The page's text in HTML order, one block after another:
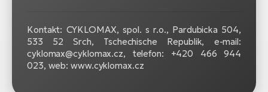
Kontakt: CYKLOMAX, spol. s r.o., Pardubicka 504,
533 52 Srch, Tschechische Republik, e-mail:
cyklomax@cyklomax.cz, telefon: +420 466 944
023, web: www.cyklomax.cz